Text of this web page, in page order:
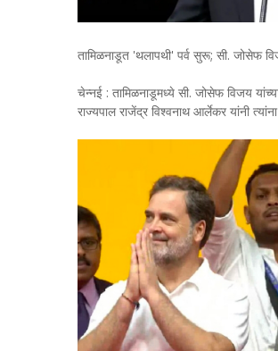
तामिळनाडूत 'थलापथी' पर्व सुरू; सी. जोसेफ
चेन्नई : तामिळनाडूमध्ये सी. जोसेफ विजय
राज्यपाल राजेंद्र विश्वनाथ आर्लेकर यांनी